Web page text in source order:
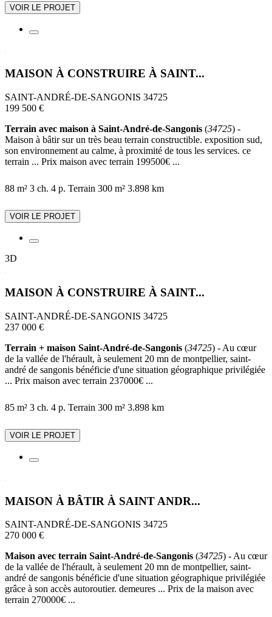
VOIR LE PROJET
MAISON À CONSTRUIRE À SAINT...
SAINT-ANDRÉ-DE-SANGONIS 34725
199 500 €
Terrain avec maison à Saint-André-de-Sangonis (34725) -
Maison à bâtir sur un très beau terrain constructible. exposition sud,
son environnement au calme, à proximité de tous les services. ce
terrain ... Prix maison avec terrain 199500€ ...
88 m² 3 ch. 4 p. Terrain 300 m² 3.898 km
VOIR LE PROJET
3D
MAISON À CONSTRUIRE À SAINT...
SAINT-ANDRÉ-DE-SANGONIS 34725
237 000 €
Terrain + maison Saint-André-de-Sangonis (34725) - Au cœur
de la vallée de l'hérault, à seulement 20 mn de montpellier, saint-
andré de sangonis bénéficie d'une situation géographique privilégiée
... Prix maison avec terrain 237000€ ...
85 m² 3 ch. 4 p. Terrain 300 m² 3.898 km
VOIR LE PROJET
MAISON À BÂTIR À SAINT ANDR...
SAINT-ANDRÉ-DE-SANGONIS 34725
270 000 €
Maison avec terrain Saint-André-de-Sangonis (34725) - Au cœur
de la vallée de l'hérault, à seulement 20 mn de montpellier, saint-
andré de sangonis bénéficie d'une situation géographique privilégiée
grâce à son accès autoroutier. demeures ... Prix de la maison avec
terrain 270000€ ...